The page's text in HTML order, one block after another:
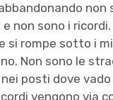
non
non sono i
si rompe sotto i
Non sono le
posti dove
vengono via